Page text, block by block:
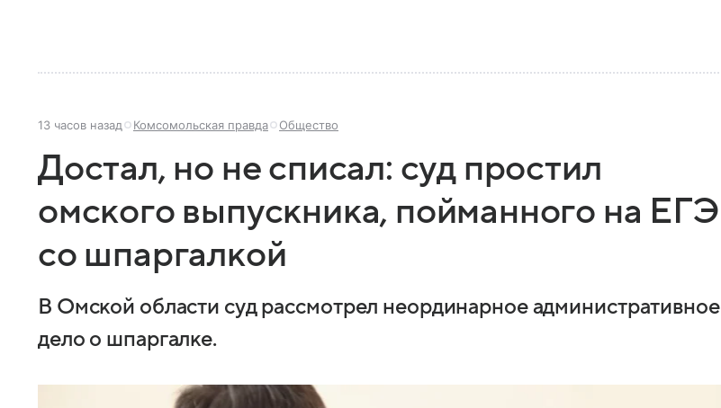
13 часов назад Комсомольская правда Общество
Достал, но не списал: суд простил
омского выпускника, пойманного на ЕГЭ
со шпаргалкой
В Омской области суд рассмотрел неординарное административное
дело о шпаргалке.